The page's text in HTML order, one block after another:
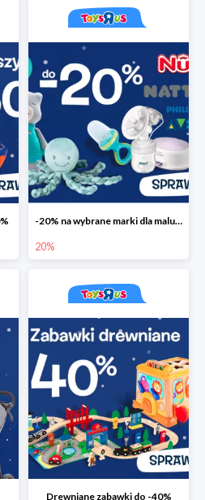
-20% na wybrane marki dla maluchów
20%
Drewniane zabawki do -40%